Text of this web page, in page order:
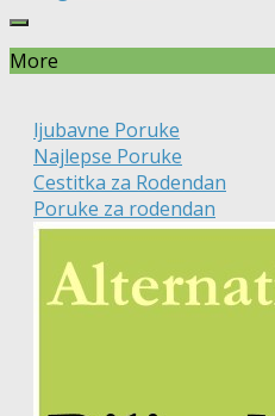
More
ljubavne Poruke
Najlepse Poruke
Cestitka za Rodendan
Poruke za rodendan